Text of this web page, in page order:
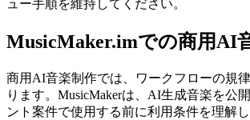
ュー手順を維持してください。
MusicMaker.imでの商用AI
商用AI音楽制作では、ワークフローの規
ります。MusicMakerは、AI生成音楽を公
ント案件で使用する前に利用条件を理解